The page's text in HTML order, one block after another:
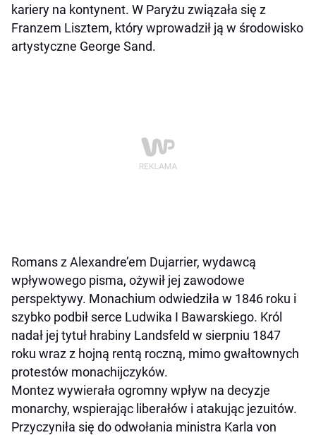
kariery na kontynent. W Paryżu związała się z
Franzem Lisztem, który wprowadził ją w środowisko
artystyczne George Sand.
Romans z Alexandre’em Dujarrier, wydawcą
wpływowego pisma, ożywił jej zawodowe
perspektywy. Monachium odwiedziła w 1846 roku i
szybko podbił serce Ludwika I Bawarskiego. Król
nadał jej tytuł hrabiny Landsfeld w sierpniu 1847
roku wraz z hojną rentą roczną, mimo gwałtownych
protestów monachijczyków.
Montez wywierała ogromny wpływ na decyzje
monarchy, wspierając liberałów i atakując jezuitów.
Przyczyniła się do odwołania ministra Karla von